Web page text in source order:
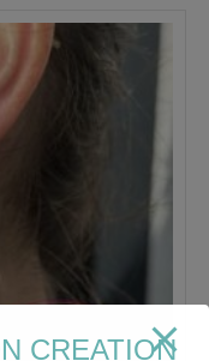
CREATION